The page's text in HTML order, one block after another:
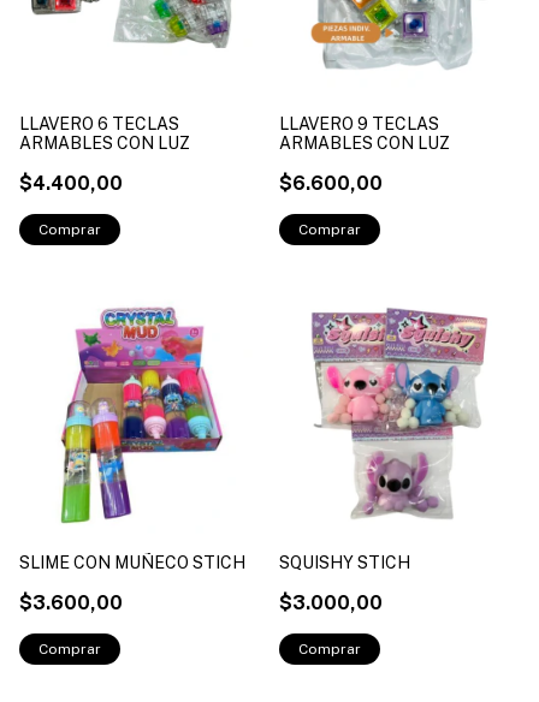
LLAVERO 6 TECLAS
ARMABLES CON LUZ
$4.400,00
LLAVERO 9 TECLAS
ARMABLES CON LUZ
$6.600,00
SLIME CON MUÑECO STICH
$3.600,00
SQUISHY STICH
$3.000,00